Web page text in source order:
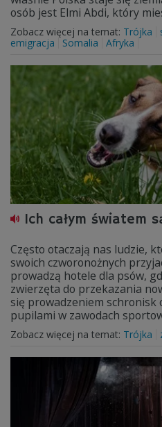
osób jest Elmi Abdi, który
Zobacz więcej na temat: Trójka
emigracja
Somalia Afryka
Ich całym światem
Często otaczają nas ludzie,
swoich czworonożnych
prowadzą hotele dla psów,
zwierzęta do przekazania
się prowadzeniem schronisk
pupilami w zawodach
Zobacz więcej na temat: Trójka